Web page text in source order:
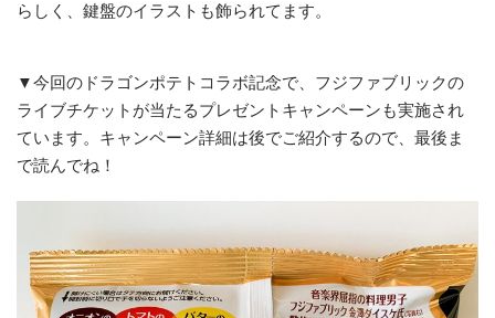
らしく、鍵盤のイラストも飾られてます。
▼今回のドラゴンポテトコラボ記念で、フジファブリックの
ライブチケットが当たるプレゼントキャンペーンも実施され
ています。キャンペーン詳細は後でご紹介するので、最後ま
で読んでね！